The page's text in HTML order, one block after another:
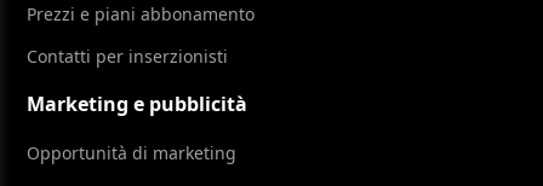
Prezzi e piani abbonamento
Contatti per inserzionisti
Marketing e pubblicità
Opportunità di marketing